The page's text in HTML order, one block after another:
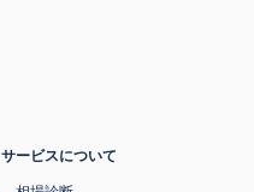
サービスについて